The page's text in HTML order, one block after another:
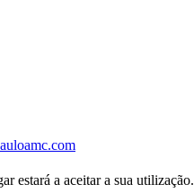
estará a aceitar a sua utilização.